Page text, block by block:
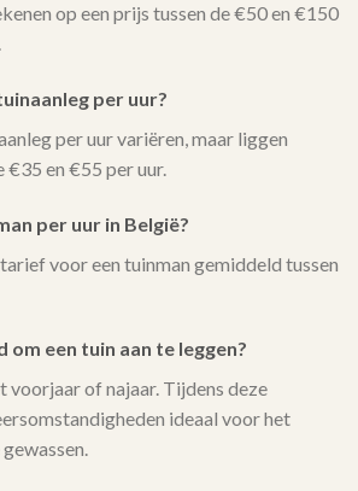
op een prijs tussen de €50 en €150
per uur?
per uur variëren, maar liggen
€35 en €55 per uur.
per uur in België?
voor een tuinman gemiddeld tussen
een tuin aan te leggen?
voorjaar of najaar. Tijdens deze
ideaal voor het